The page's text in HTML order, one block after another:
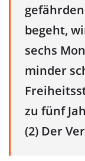
begeht,
sechs
minder
zu fünf
(2) Der